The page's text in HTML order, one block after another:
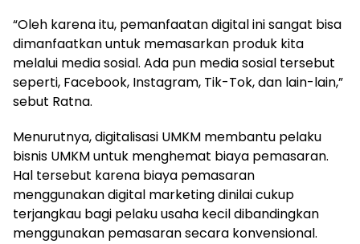
“Oleh karena itu, pemanfaatan digital ini sangat bisa
dimanfaatkan untuk memasarkan produk kita
melalui media sosial. Ada pun media sosial tersebut
seperti, Facebook, Instagram, Tik-Tok, dan lain-lain,”
sebut Ratna.
Menurutnya, digitalisasi UMKM membantu pelaku
bisnis UMKM untuk menghemat biaya pemasaran.
Hal tersebut karena biaya pemasaran
menggunakan digital marketing dinilai cukup
terjangkau bagi pelaku usaha kecil dibandingkan
menggunakan pemasaran secara konvensional.